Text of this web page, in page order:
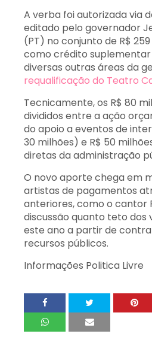
A verba foi autorizada via
editado pelo governador
(PT) no conjunto de R$
como crédito
diversas outras áreas da
requalificação do Teatro
Tecnicamente, os R$ 80
divididos entre a ação
do apoio a eventos de
30 milhões) e R$ 50
diretas da administração
O novo aporte chega em
artistas de pagamentos
anteriores, como o cantor
discussão quanto teto dos
este ano a partir de
recursos públicos.
Informações Politica Livre